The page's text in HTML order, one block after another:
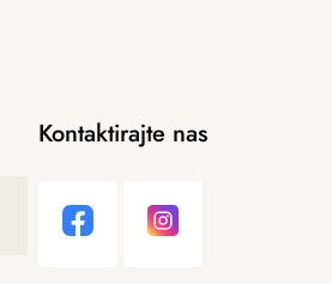
Kontaktirajte nas